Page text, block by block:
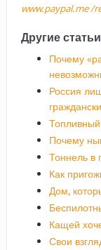
www.paypal.me /
Другие
Почему
Россия
Топливный
Почему
Тоннель в
Как
Дом,
Кащей
Свои